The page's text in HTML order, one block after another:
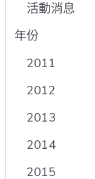
活動消息
年份
2011
2012
2013
2014
2015